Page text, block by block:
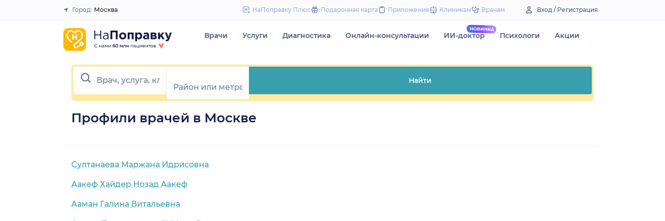
to
Закрыть
Город: Москва НаПоправку Плюс Подарочная карта Приложение Клиникам Врачам Вход / Регистрация
Врачи Услуги Диагностика Онлайн-консультации ИИ-доктор Психологи Акции
Найти
Профили врачей в Москве
Cултанаева Маржана Идрисовна
Аакеф Хайдер Нозад Аакеф
Ааман Галина Витальевна